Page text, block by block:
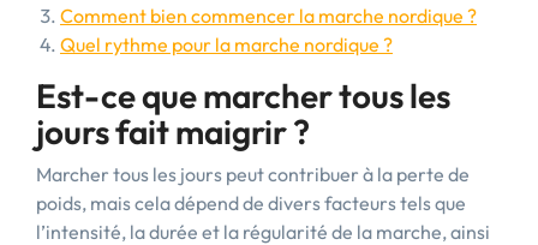
Comment bien commencer la marche nordique ?
Quel rythme pour la marche nordique ?
Est-ce que marcher tous les
jours fait maigrir ?
Marcher tous les jours peut contribuer à la perte de
poids, mais cela dépend de divers facteurs tels que
l’intensité, la durée et la régularité de la marche, ainsi